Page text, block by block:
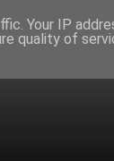
Your IP
quality of